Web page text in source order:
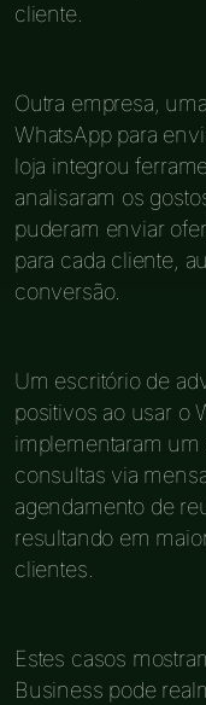
cliente.
Outra empresa,
WhatsApp para
loja integrou
analisaram os
puderam enviar
para cada cliente,
conversão.
Um escritório de
positivos ao usar o
implementaram
consultas via
agendamento de
resultando em
clientes.
Estes casos
Business pode